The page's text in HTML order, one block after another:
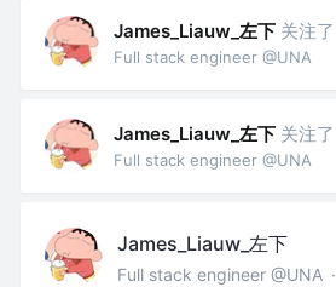
James_Liauw_左下 关注了
Full stack engineer @UNA
James_Liauw_左下 关注了
Full stack engineer @UNA
James_Liauw_左下
Full stack engineer @UNA ·